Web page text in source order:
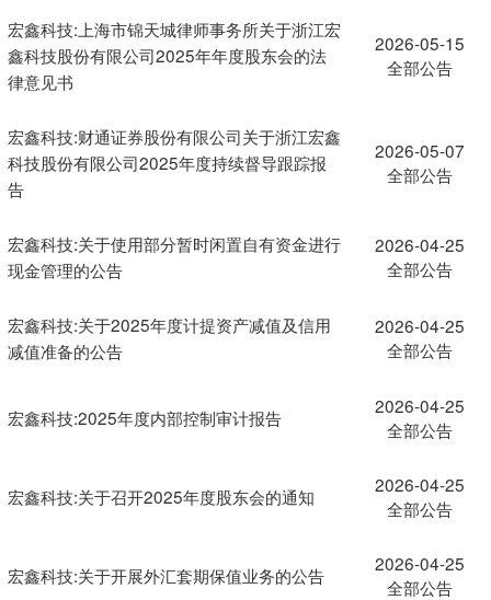
宏鑫科技:上海市锦天城律师事务所关于浙江宏
鑫科技股份有限公司2025年年度股东会的法
律意见书
2026-05-15
全部公告
宏鑫科技:财通证券股份有限公司关于浙江宏鑫
科技股份有限公司2025年度持续督导跟踪报
告
2026-05-07
全部公告
宏鑫科技:关于使用部分暂时闲置自有资金进行
现金管理的公告
2026-04-25
全部公告
宏鑫科技:关于2025年度计提资产减值及信用
减值准备的公告
2026-04-25
全部公告
宏鑫科技:2025年度内部控制审计报告
2026-04-25
全部公告
宏鑫科技:关于召开2025年度股东会的通知
2026-04-25
全部公告
宏鑫科技:关于开展外汇套期保值业务的公告
2026-04-25
全部公告